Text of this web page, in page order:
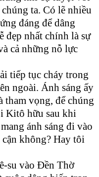
ta. Có lẽ nhiều
đáng để dâng
đẹp nhất chính là sự
cả những nỗ lực
tiếp tục cháy trong
ngoài. Ánh sáng ấy
tham vọng, để chúng
Kitô hữu sau khi
ánh sáng đi vào
không? Hay tôi
su vào Đền Thờ